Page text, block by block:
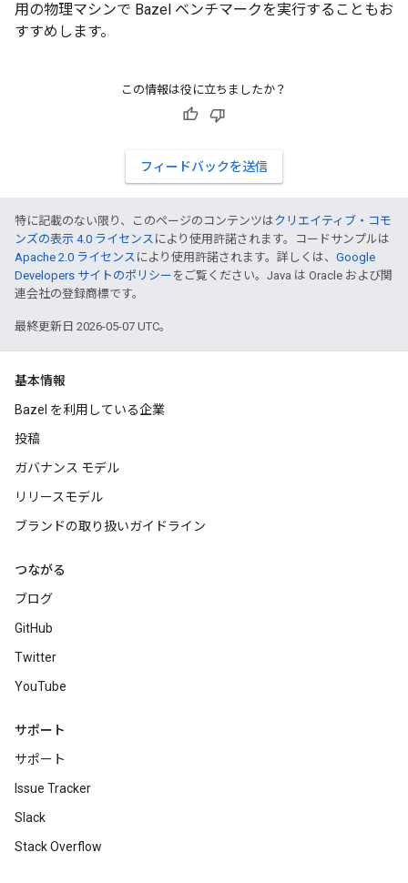
用の物理マシンで Bazel ベンチマークを実行することもお
すすめします。
この情報は役に立ちましたか？
フィードバックを送信
特に記載のない限り、このページのコンテンツはクリエイティブ・コモ
ンズの表示 4.0 ライセンス により使用許諾されます。コードサンプルは
Apache 2.0 ライセンス により使用許諾されます。詳しくは、 Google
Developers サイトのポリシー をご覧ください。Java は Oracle および関
連会社の登録商標です。
最終更新日 2026-05-07 UTC。
基本情報
Bazel を利用している企業
投稿
ガバナンス モデル
リリースモデル
ブランドの取り扱いガイドライン
つながる
ブログ
GitHub
Twitter
YouTube
サポート
サポート
Issue Tracker
Slack
Stack Overflow